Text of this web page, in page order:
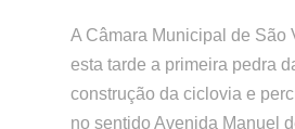
A Câmara Municipal de São
esta tarde a primeira pedra
construção da ciclovia e
no sentido Avenida Manuel